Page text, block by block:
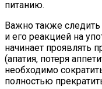
питанию.
Важно также
и его реакцией на
начинает проявлять
(апатия, потеря
необходимо
полностью